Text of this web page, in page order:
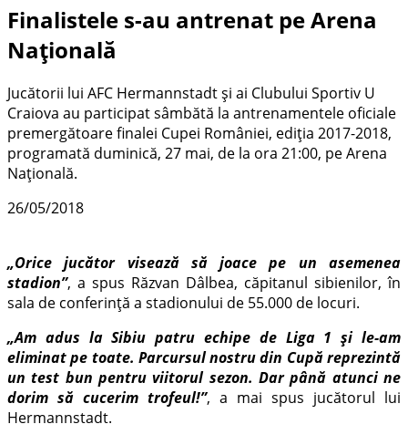
Finalistele s-au antrenat pe Arena
Națională
Jucătorii lui AFC Hermannstadt și ai Clubului Sportiv U
Craiova au participat sâmbătă la antrenamentele oficiale
premergătoare finalei Cupei României, ediția 2017-2018,
programată duminică, 27 mai, de la ora 21:00, pe Arena
Națională.
26/05/2018
„Orice jucător visează să joace pe un asemenea
stadion”, a spus Răzvan Dâlbea, căpitanul sibienilor, în
sala de conferință a stadionului de 55.000 de locuri.
„Am adus la Sibiu patru echipe de Liga 1 și le-am
eliminat pe toate. Parcursul nostru din Cupă reprezintă
un test bun pentru viitorul sezon. Dar până atunci ne
dorim să cucerim trofeul!”, a mai spus jucătorul lui
Hermannstadt.